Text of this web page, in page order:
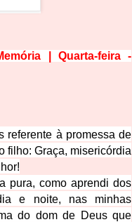
| Quarta-feira -
referente à promessa de
filho: Graça, misericórdia
pura, como aprendi dos
e noite, nas minhas
do dom de Deus que